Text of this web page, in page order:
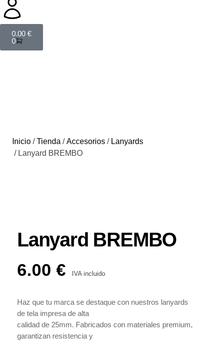
0.00 €
0
Inicio /Tienda /Accesorios / Lanyards
/ Lanyard BREMBO
Lanyard BREMBO
6.00 € IVA incluido
Haz que tu marca se destaque con nuestros lanyards
de tela impresa de alta
calidad de 25mm. Fabricados con materiales premium,
garantizan resistencia y